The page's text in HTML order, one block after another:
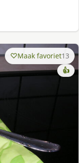
Maak favoriet13
👍